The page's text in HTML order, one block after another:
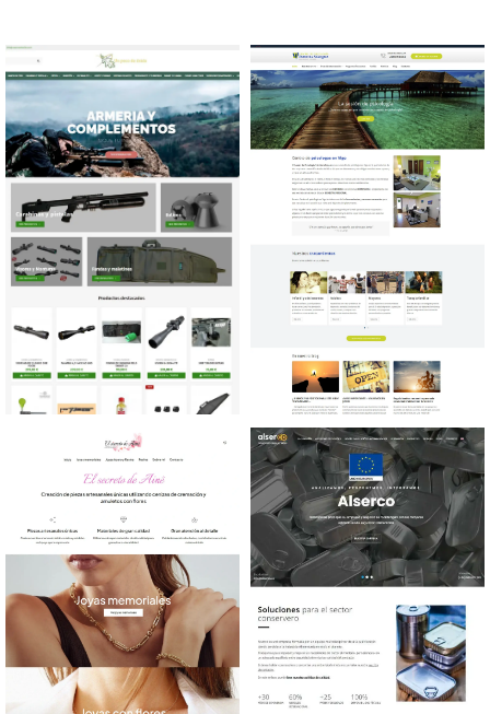
Diseño tienda online
Armería y complementos
Diseño web Centro de
Psicología